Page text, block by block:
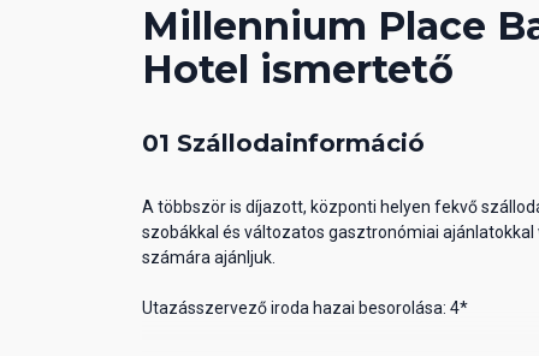
Millennium Place
Hotel ismertető
01 Szállodainformáció
A többször is díjazott, központi helyen fekvő
szobákkal és változatos gasztronómiai
számára ajánljuk.
Utazásszervező iroda hazai besorolása: 4*